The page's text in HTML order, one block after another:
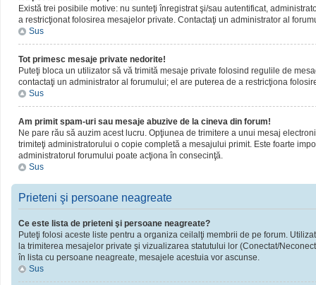
Există trei posibile motive: nu sunteţi înregistrat şi/sau autentificat,
a restricţionat folosirea mesajelor private. Contactaţi un administrator al
Sus
Tot primesc mesaje private nedorite!
Puteţi bloca un utilizator să vă trimită mesaje private folosind regulile de
contactaţi un administrator al forumului; el are puterea de a restricţiona
Sus
Am primit spam-uri sau mesaje abuzive de la cineva din forum!
Ne pare rău să auzim acest lucru. Opţiunea de trimitere a unui mesaj
trimiteţi administratorului o copie completă a mesajului primit. Este foarte
administratorul forumului poate acţiona în consecinţă.
Sus
Prieteni şi persoane neagreate
Ce este lista de prieteni şi persoane neagreate?
Puteţi folosi aceste liste pentru a organiza ceilalţi membrii de pe forum.
la trimiterea mesajelor private şi vizualizarea statutului lor (Conectat/
în lista cu persoane neagreate, mesajele acestuia vor ascunse.
Sus